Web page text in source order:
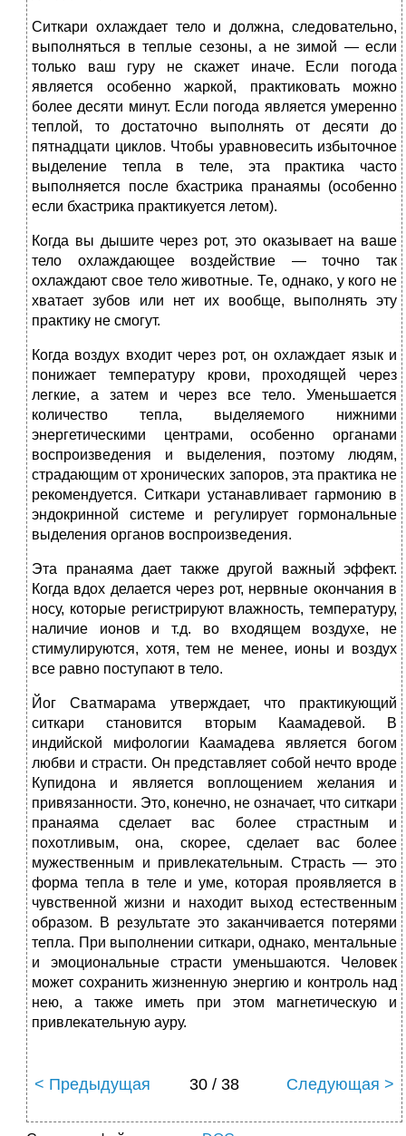
Ситкари охлаждает тело и должна, следовательно,
выполняться в теплые сезоны, а не зимой — если
только ваш гуру не скажет иначе. Если погода
является особенно жаркой, практиковать можно
более десяти минут. Если погода является умеренно
теплой, то достаточно выполнять от десяти до
пятнадцати циклов. Чтобы уравновесить избыточное
выделение тепла в теле, эта практика часто
выполняется после бхастрика пранаямы (особенно
если бхастрика практикуется летом).
Когда вы дышите через рот, это оказывает на ваше
тело охлаждающее воздействие — точно так
охлаждают свое тело животные. Те, однако, у кого не
хватает зубов или нет их вообще, выполнять эту
практику не смогут.
Когда воздух входит через рот, он охлаждает язык и
понижает температуру крови, проходящей через
легкие, а затем и через все тело. Уменьшается
количество тепла, выделяемого нижними
энергетическими центрами, особенно органами
воспроизведения и выделения, поэтому людям,
страдающим от хронических запоров, эта практика не
рекомендуется. Ситкари устанавливает гармонию в
эндокринной системе и регулирует гормональные
выделения органов воспроизведения.
Эта пранаяма дает также другой важный эффект.
Когда вдох делается через рот, нервные окончания в
носу, которые регистрируют влажность, температуру,
наличие ионов и т.д. во входящем воздухе, не
стимулируются, хотя, тем не менее, ионы и воздух
все равно поступают в тело.
Йог Сватмарама утверждает, что практикующий
ситкари становится вторым Каамадевой. В
индийской мифологии Каамадева является богом
любви и страсти. Он представляет собой нечто вроде
Купидона и является воплощением желания и
привязанности. Это, конечно, не означает, что ситкари
пранаяма сделает вас более страстным и
похотливым, она, скорее, сделает вас более
мужественным и привлекательным. Страсть — это
форма тепла в теле и уме, которая проявляется в
чувственной жизни и находит выход естественным
образом. В результате это заканчивается потерями
тепла. При выполнении ситкари, однако, ментальные
и эмоциональные страсти уменьшаются. Человек
может сохранить жизненную энергию и контроль над
нею, а также иметь при этом магнетическую и
привлекательную ауру.
< Предыдущая 30 / 38 Следующая >